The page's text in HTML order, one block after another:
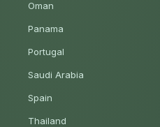
Oman
Panama
Portugal
Saudi Arabia
Spain
Thailand